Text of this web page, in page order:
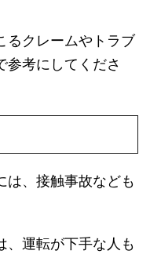
るクレームやトラブ
参考にしてくださ
は、接触事故なども
、運転が下手な人も